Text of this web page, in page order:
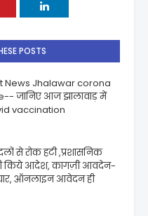
POSTS
News Jhalawar corona
जानिए आज झालावाड़ में
vaccination
से रोक हटी ,प्रशासनिक
किये आदेश, कागज़ी आवदेन-
ऑनलाइन आवेदन ही